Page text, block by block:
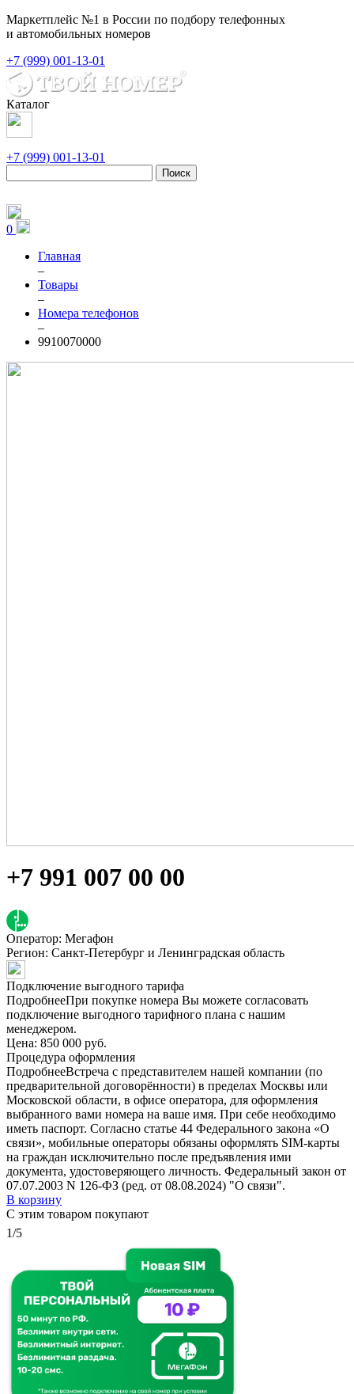
Маркетплейс №1 в России по подбору телефонных
и автомобильных номеров
+7 (999) 001-13-01
Каталог
+7 (999) 001-13-01
Поиск
0
Главная
–
Товары
–
Номера телефонов
–
9910070000
+7 991 007 00 00
Оператор: Мегафон
Регион: Санкт-Петербург и Ленинградская область
Подключение выгодного тарифа
ПодробнееПри покупке номера Вы можете согласовать
подключение выгодного тарифного плана с нашим
менеджером.
Цена: 850 000 руб.
Процедура оформления
ПодробнееВстреча с представителем нашей компании (по
предварительной договорённости) в пределах Москвы или
Московской области, в офисе оператора, для оформления
выбранного вами номера на ваше имя. При себе необходимо
иметь паспорт. Согласно статье 44 Федерального закона «О
связи», мобильные операторы обязаны оформлять SIM-карты
на граждан исключительно после предъявления ими
документа, удостоверяющего личность. Федеральный закон от
07.07.2003 N 126-ФЗ (ред. от 08.08.2024) "О связи".
В корзину
С этим товаром покупают
1/5